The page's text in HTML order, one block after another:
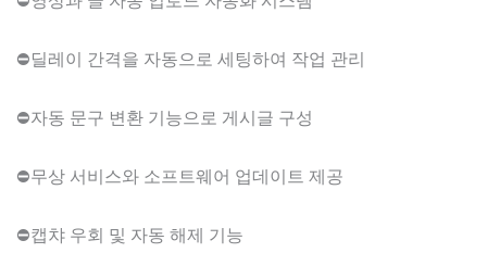
⛔딜레이 간격을 자동으로 세팅하여 작업 관리
⛔자동 문구 변환 기능으로 게시글 구성
⛔무상 서비스와 소프트웨어 업데이트 제공
⛔캡챠 우회 및 자동 해제 기능